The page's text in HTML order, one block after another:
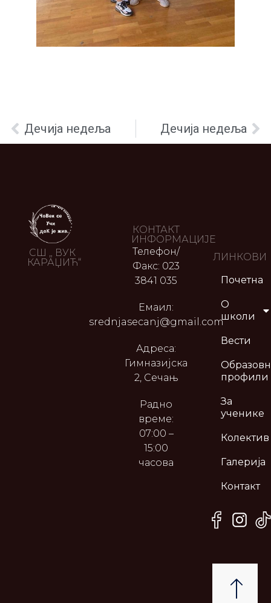
Дечија недеља Дечија недеља
СШ „ ВУК
КАРАЏИЋ“
КОНТАКТ
ИНФОРМАЦИЈЕ
Телефон/
Факс: 023
3841 035
Емаил:
srednjasecanj@gmail.com
Адреса:
Гимназијска
2, Сечањ
Радно
време:
07:00 –
15:00
часова
ЛИНКОВИ
Почетна
О
школи
Вести
профили
За
ученике
Колектив
Галерија
Контакт